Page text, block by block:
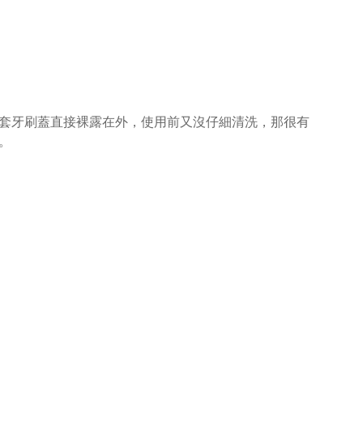
牙刷蓋直接裸露在外，使用前又沒仔細清洗，那很有